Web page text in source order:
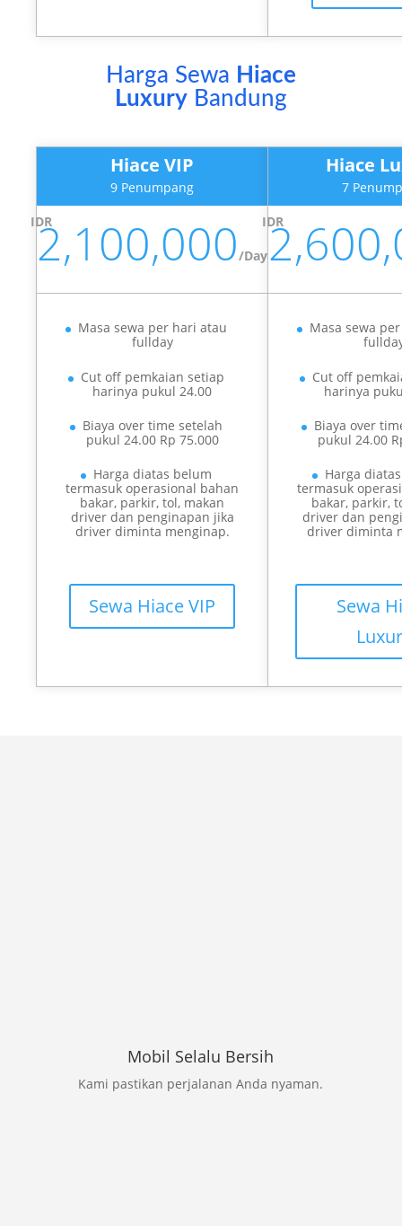
Harga Sewa Hiace
LuxuryBandung
Hiace VIP
9 Penumpang
IDR
2,100,000/Day
Masa sewa per hari atau
fullday
Cut off pemkaian setiap
harinya pukul 24.00
Biaya over time setelah
pukul 24.00 Rp 75.000
Harga diatas belum
termasuk operasional bahan
bakar, parkir, tol, makan
driver dan penginapan jika
driver diminta menginap.
Sewa Hiace VIP
Hiace
7
IDR
Masa sewa
Cut off
harinya
Biaya over
pukul 24.00
Harga
termasuk
bakar, parkir,
driver dan
driver diminta
Sewa
Mobil Selalu Bersih
Kami pastikan perjalanan Anda nyaman.